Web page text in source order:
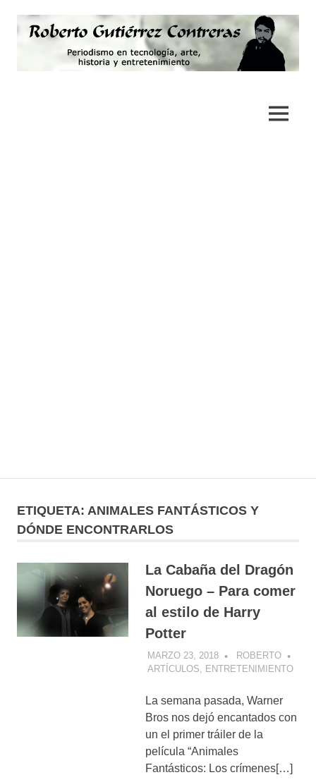
contenido
MENÚ
ETIQUETA: ANIMALES FANTÁSTICOS Y
DÓNDE ENCONTRARLOS
La Cabaña del Dragón
Noruego – Para comer
al estilo de Harry
Potter
MARZO 23, 2018
ROBERTO
ARTÍCULOS
ENTRETENIMIENTO
La semana pasada, Warner
Bros nos dejó encantados con
un el primer tráiler de la
película “Animales
Fantásticos: Los crímenes[…]